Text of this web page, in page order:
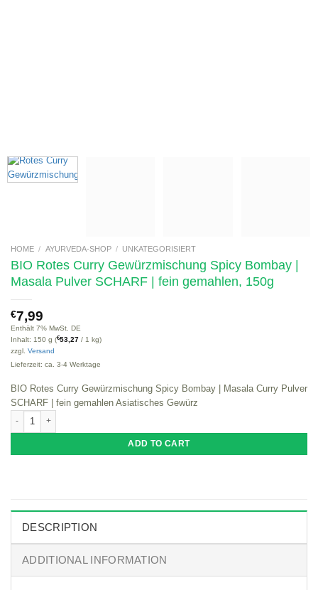
HOME / AYURVEDA-SHOP / UNKATEGORISIERT
BIO Rotes Curry Gewürzmischung Spicy Bombay |
Masala Pulver SCHARF | fein gemahlen, 150g
€7,99
Enthält 7% MwSt. DE
Inhalt: 150 g (€53,27 / 1 kg)
zzgl. Versand
Lieferzeit: ca. 3-4 Werktage
BIO Rotes Curry Gewürzmischung Spicy Bombay | Masala Curry Pulver
SCHARF | fein gemahlen Asiatisches Gewürz
BIO Rotes Curry Gewürzmischung Spicy Bombay | Masala Pulver SCHARF
ADD TO CART
DESCRIPTION
ADDITIONAL INFORMATION